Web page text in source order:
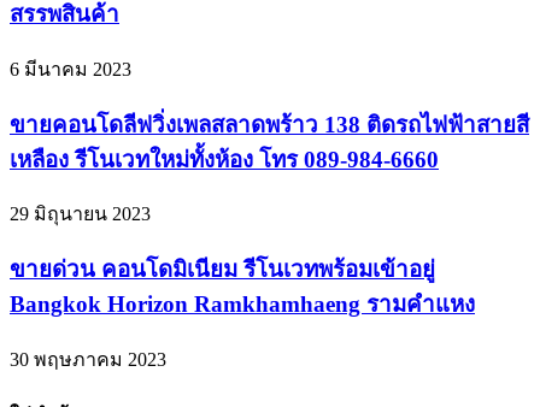
สรรพสินค้า
6 มีนาคม 2023
ขายคอนโดลีฟวิ่งเพลสลาดพร้าว 138 ติดรถไฟฟ้าสายสี
เหลือง รีโนเวทใหม่ทั้งห้อง โทร 089-984-6660
29 มิถุนายน 2023
ขายด่วน คอนโดมิเนียม รีโนเวทพร้อมเข้าอยู่
Bangkok Horizon Ramkhamhaeng รามคำแหง
30 พฤษภาคม 2023